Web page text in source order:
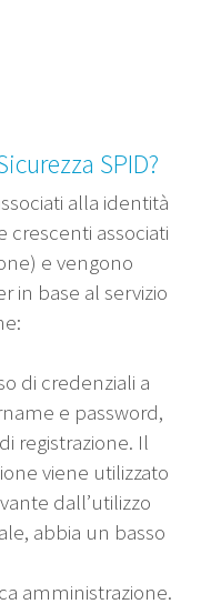
SPID?
alla identità
crescenti associati
e vengono
in base al servizio
di credenziali a
e password,
registrazione. Il
viene utilizzato
dall’utilizzo
abbia un basso
amministrazione.